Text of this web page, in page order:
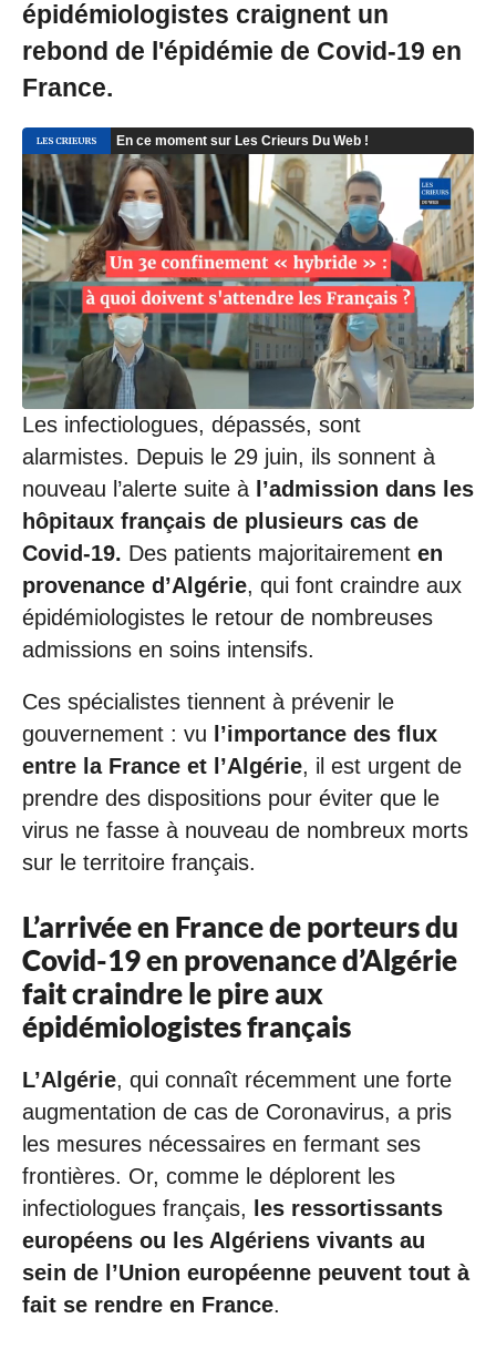
épidémiologistes craignent un
rebond de l'épidémie de Covid-19 en
France.
Les infectiologues, dépassés, sont
alarmistes. Depuis le 29 juin, ils sonnent à
nouveau l’alerte suite à l’admission dans les
hôpitaux français de plusieurs cas de
Covid-19. Des patients majoritairement en
provenance d’Algérie, qui font craindre aux
épidémiologistes le retour de nombreuses
admissions en soins intensifs.
Ces spécialistes tiennent à prévenir le
gouvernement : vu
l’importance des flux
entre la France et l’Algérie, il est urgent de
prendre des dispositions pour éviter que le
virus ne fasse à nouveau de nombreux morts
sur le territoire français.
L’arrivée en France de porteurs du
Covid-19 en provenance d’Algérie
fait craindre le pire aux
épidémiologistes français
L’Algérie, qui connaît récemment une forte
augmentation de cas de Coronavirus, a pris
les mesures nécessaires en fermant ses
frontières. Or, comme le déplorent les
infectiologues français,
les ressortissants
européens ou les Algériens vivants au
sein de l’Union européenne peuvent tout à
fait se rendre en France.